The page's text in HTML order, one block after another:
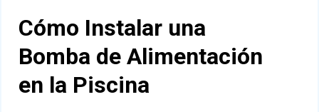
Cómo Instalar una
Bomba de Alimentación
en la Piscina